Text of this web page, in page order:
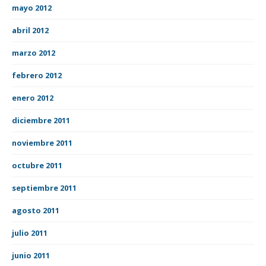
mayo 2012
abril 2012
marzo 2012
febrero 2012
enero 2012
diciembre 2011
noviembre 2011
octubre 2011
septiembre 2011
agosto 2011
julio 2011
junio 2011